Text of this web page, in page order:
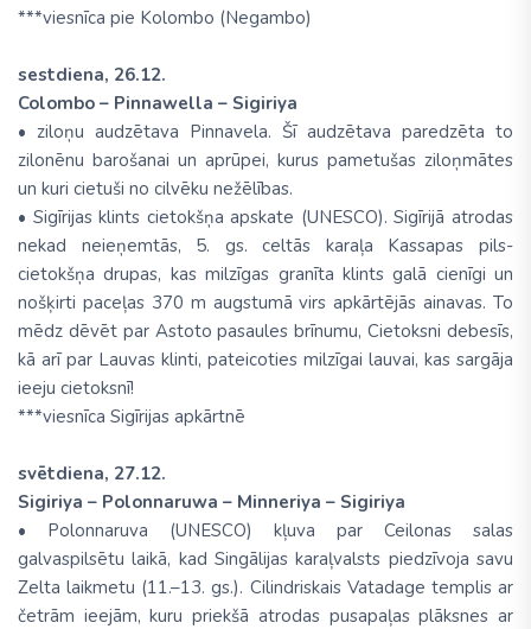
***viesnīca pie Kolombo (Negambo)
sestdiena, 26.12.
Colombo – Pinnawella – Sigiriya
• ziloņu audzētava Pinnavela. Šī audzētava paredzēta to
zilonēnu barošanai un aprūpei, kurus pametušas ziloņmātes
un kuri cietuši no cilvēku nežēlības.
• Sigīrijas klints cietokšņa apskate (UNESCO). Sigīrijā atrodas
nekad neieņemtās, 5. gs. celtās karaļa Kassapas pils-
cietokšņa drupas, kas milzīgas granīta klints galā cienīgi un
nošķirti paceļas 370 m augstumā virs apkārtējās ainavas. To
mēdz dēvēt par Astoto pasaules brīnumu, Cietoksni debesīs,
kā arī par Lauvas klinti, pateicoties milzīgai lauvai, kas sargāja
ieeju cietoksnī!
***viesnīca Sigīrijas apkārtnē
svētdiena, 27.12.
Sigiriya – Polonnaruwa – Minneriya – Sigiriya
• Polonnaruva (UNESCO) kļuva par Ceilonas salas
galvaspilsētu laikā, kad Singālijas karaļvalsts piedzīvoja savu
Zelta laikmetu (11.–13. gs.). Cilindriskais Vatadage templis ar
četrām ieejām, kuru priekšā atrodas pusapaļas plāksnes ar